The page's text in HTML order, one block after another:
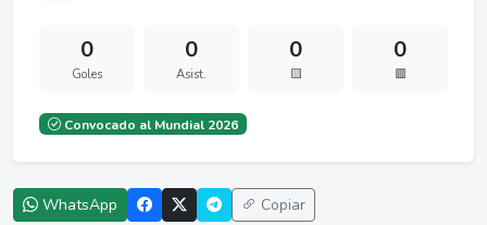
0
Goles
0
Asist.
0
🟨
0
🟥
Convocado al Mundial 2026
WhatsApp Copiar